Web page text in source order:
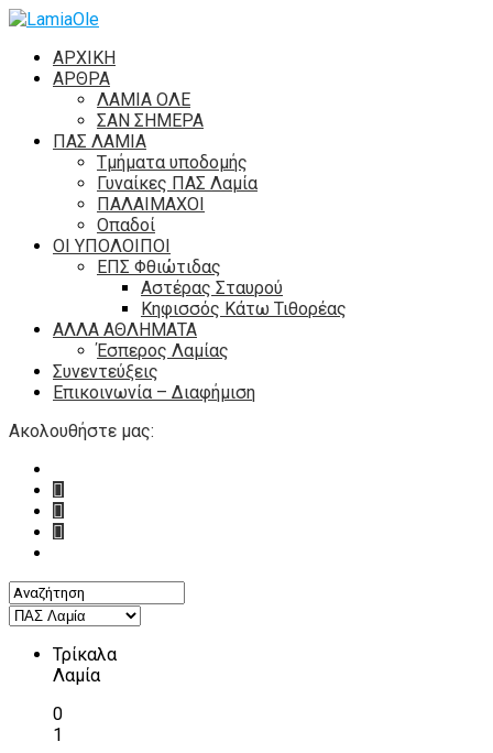
ΑΡΧΙΚΗ
ΑΡΘΡΑ
ΛΑΜΙΑ ΟΛΕ
ΣΑΝ ΣΗΜΕΡΑ
ΠΑΣ ΛΑΜΙΑ
Τμήματα υποδομής
Γυναίκες ΠΑΣ Λαμία
ΠΑΛΑΙΜΑΧΟΙ
Οπαδοί
ΟΙ ΥΠΟΛΟΙΠΟΙ
ΕΠΣ Φθιώτιδας
Αστέρας Σταυρού
Κηφισσός Κάτω Τιθορέας
ΑΛΛΑ ΑΘΛΗΜΑΤΑ
Έσπερος Λαμίας
Συνεντεύξεις
Επικοινωνία – Διαφήμιση
Ακολουθήστε μας:
Τρίκαλα
Λαμία
0
1